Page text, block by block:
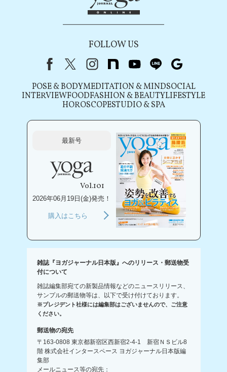
FOLLOW US
FacebookX（旧Twitter）
instagram
note youtubeline
POSE & BODYMEDITATION & MINDSOCIAL
INTERVIEWFOODFASHION & BEAUTYLIFESTYLE
HOROSCOPESTUDIO & SPA
最新号
Vol.101
2026年06月19日(金)発売！
購入はこちら
雑誌『ヨガジャーナル日本版』へのリリース・郵送物受
付について
雑誌編集部宛ての新製品情報などのニュースリリース、
サンプルの郵送物等は、以下で受け付けております。
※プレジデント社様には編集部はございませんので、ご注意
ください。
郵送物の宛先
〒163-0808 東京都新宿区西新宿2-4-1 新宿ＮＳビル8
階 株式会社インタースペース ヨガジャーナル日本版編
集部
メールニュース等の宛先：